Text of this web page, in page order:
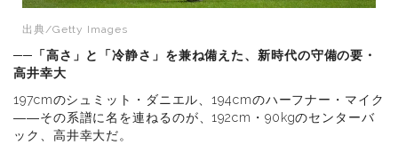
出典/Getty Images
──「高さ」と「冷静さ」を兼ね備えた、新時代の守備の要・
高井幸大
197cmのシュミット・ダニエル、194cmのハーフナー・マイク
――その系譜に名を連ねるのが、192cm・90kgのセンターバ
ック、高井幸大だ。